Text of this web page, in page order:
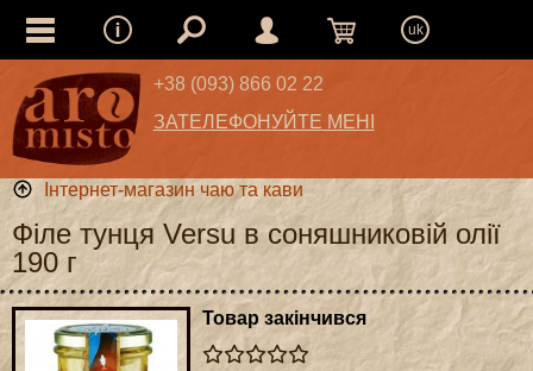
uk
+38 (093) 866 02 22
ЗАТЕЛЕФОНУЙТЕ МЕНІ
Інтернет-магазин чаю та кави
Філе тунця Versu в соняшниковій олії
190 г
Товар закінчився